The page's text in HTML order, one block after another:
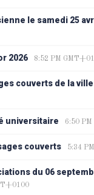
le samedi 25
2026 8:52 PM
couverts de la
universitaire 6:50
couverts 5:34
du 06